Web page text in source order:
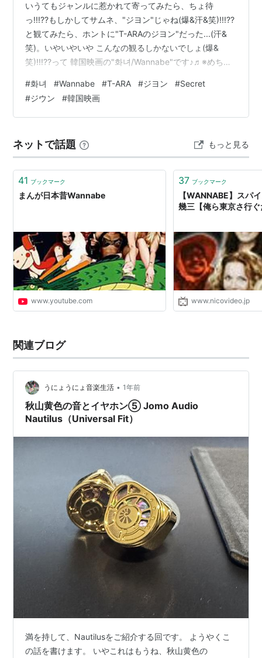
いうてもジャンルに惹かれて寄ってみたら、ちょ待
っ!!!??もしかしてサムネ、"ジヨン"じゃね(爆&汗&笑)!!!??
と観てみたら、ホントに"T-ARAのジヨン"だった...(汗&
笑)。いやいやいや こんなの観るしかないでしょ(爆&
笑)!!!??って 韓国映画の"화녀/Wannabe"です♪♬※めちゃ
変わらずトンでもなく綺麗な"ジヨン"だったんですが(悦
&笑)、"T-ARA"時代のソリッドな感じは薄れて円熟味(?)
のある綺麗さ??...って感じで結局は美しい♡♡♡ いうて
止…
#화녀 #Wannabe #T-ARA #ジヨン #Secret
#ジウン #韓国映画
ネットで話題 もっと見る
41 ブックマーク
まんが日本昔Wannabe
www.youtube.com
37 ブックマーク
【WANNABE】スパ
幾三【俺ら東京さ行
www.nicovideo.jp
関連ブログ
うにょうにょ音楽生活 • 1年前
秋山黄色の音とイヤホン⑤ Jomo Audio
Nautilus（Universal Fit）
満を持して、Nautilusをご紹介する回です。 ようやくこ
の話を書けます。 いやこれはもうね、秋山黄色の